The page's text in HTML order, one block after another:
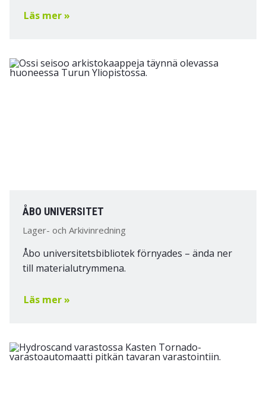
Läs mer »
ÅBO UNIVERSITET
Lager- och Arkivinredning
Åbo universitetsbibliotek förnyades – ända ner
till materialutrymmena.
Läs mer »